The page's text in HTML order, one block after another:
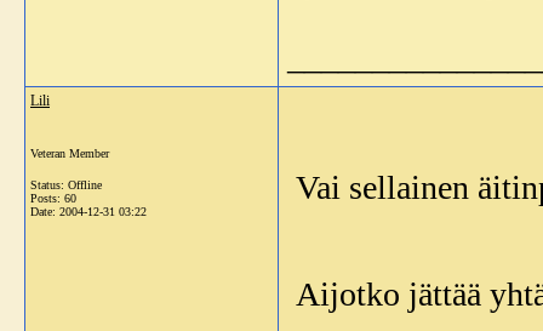
Lili
Veteran Member
Status: Offline
Posts: 60
Date: 2004-12-31 03:22
Vai sellainen
Aijotko jättää